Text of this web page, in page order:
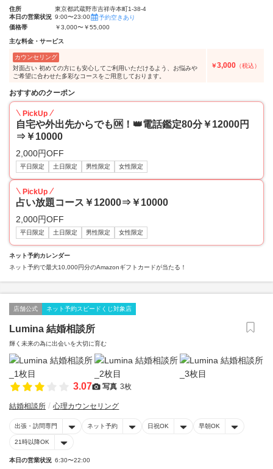
住所
東京都武蔵野市吉祥寺本町1-38-4
本日の営業状況 9:00〜23:00
予約空きあり
価格帯
￥3,000〜￥55,000
主な料金・サービス
カウンセリング
対面占い 初めての方にも安心してご利用いただけるよう、お悩みや
ご希望に合わせた多彩なコースをご用意しております。
￥3,000 （税込）
おすすめのクーポン
PickUp
自宅や外出先からでも🆗！👑電話鑑定80分￥12000円
⇒￥10000
2,000円OFF
平日限定 土日限定 男性限定 女性限定
PickUp
占い放題コース￥12000⇒￥10000
2,000円OFF
平日限定 土日限定 男性限定 女性限定
ネット予約カレンダー
ネット予約で最大10,000円分のAmazonギフトカードが当たる！
店舗公式 ネット予約スピードくじ対象店
Lumina 結婚相談所
輝く未来の為に出会いを大切に育む
3.07 写真 3枚
結婚相談所 心理カウンセリング
出張・訪問専門 ネット予約 日祝OK 早朝OK
21時以降OK
本日の営業状況 6:30〜22:00